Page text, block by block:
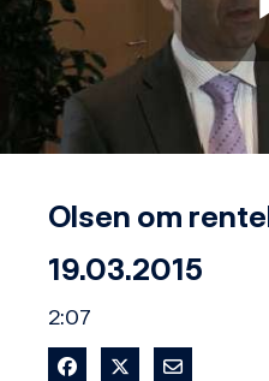
Olsen om
19.03.2015
2:07
Share on Facebook
Share on XShare via